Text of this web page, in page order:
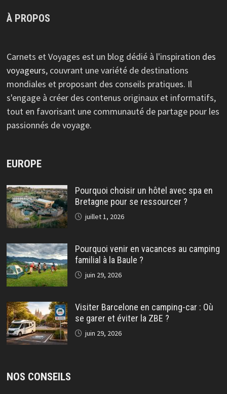
À PROPOS
Carnets et Voyages est un blog dédié à l'inspiration des
voyageurs, couvrant une variété de destinations
mondiales et proposant des conseils pratiques. Il
s'engage à créer des contenus originaux et informatifs,
tout en favorisant une communauté de partage pour les
passionnés de voyage.
EUROPE
Pourquoi choisir un hôtel avec spa en
Bretagne pour se ressourcer ?
juillet 1, 2026
Pourquoi venir en vacances au camping
familial à la Baule ?
juin 29, 2026
Visiter Barcelone en camping-car : Où
se garer et éviter la ZBE ?
juin 29, 2026
NOS CONSEILS